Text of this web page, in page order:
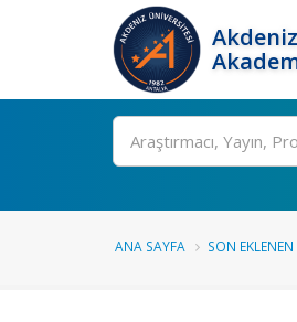
Ara
ANA SAYFA SON